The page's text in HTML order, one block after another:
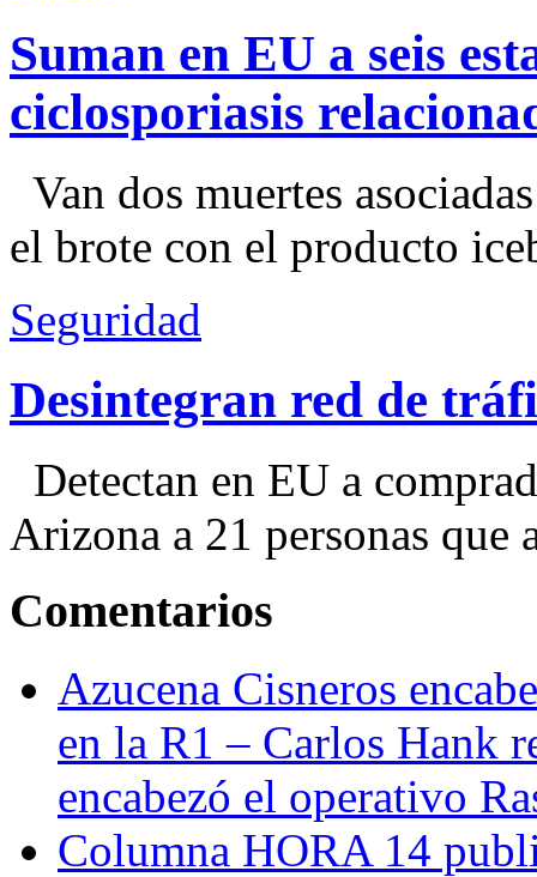
Suman en EU a seis
ciclosporiasis
Van dos muertes
el brote con el producto
Seguridad
Desintegran red de
Detectan en EU a
Arizona a 21 personas que
Comentarios
Azucena Cisneros
en la R1 – Carlos Hank
encabezó el operativo
Columna HORA 14